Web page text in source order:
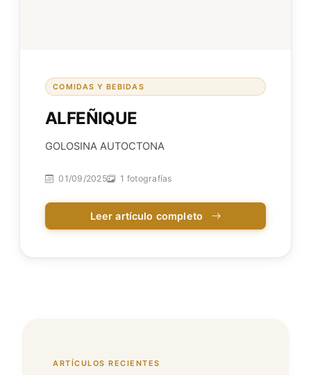
COMIDAS Y BEBIDAS
ALFEÑIQUE
GOLOSINA AUTOCTONA
01/09/2025 1 fotografías
Leer artículo completo
ARTÍCULOS RECIENTES